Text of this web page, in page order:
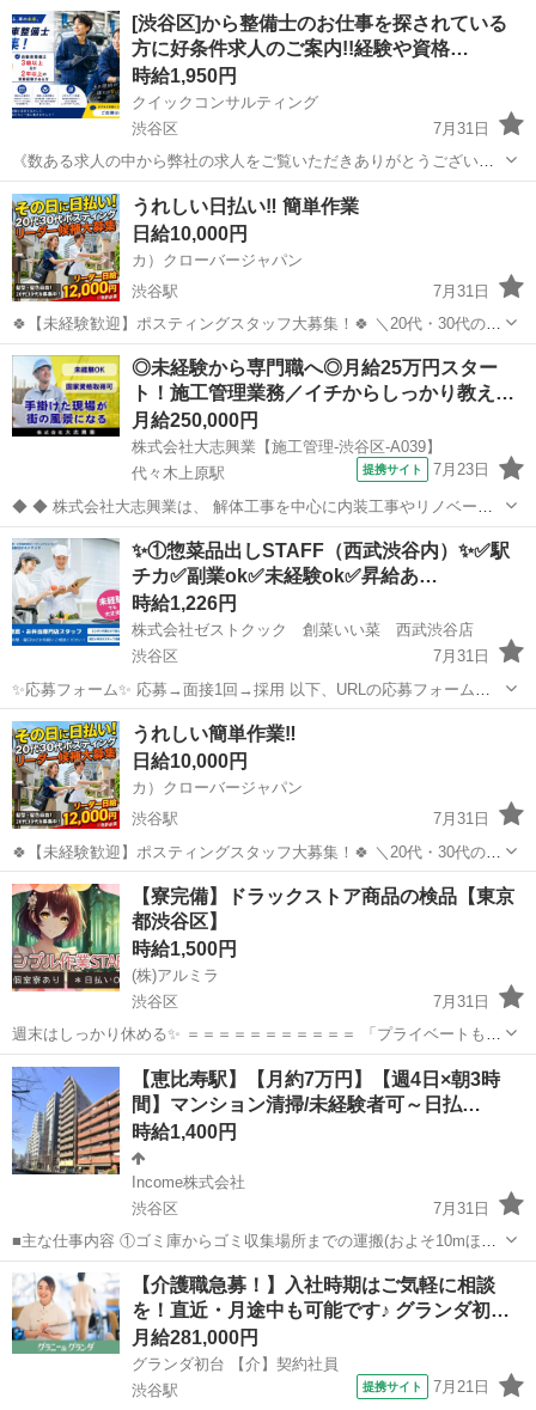
人には言いづらい」 「病院に行くほどじゃないけど、なんだかしんど
い」 「AI...
東京 渋谷区 その他 匿名
[渋谷区]から整備士のお仕事を探されている
方に好条件求人のご案内!!経験や資格…
時給1,950円
クイックコンサルティング
渋谷区
7月31日
《数ある求人の中から弊社の求人をご覧いただきありがとうございま
す!!》 全国に様々な求人を5万件以上取り扱っておりご希望条件やご状
況に応じてマッチしそうな求人をご案内いたします!! 応募前に相談だ
けしてみたい方やどんな求...
東京 渋谷区 スタッフ
うれしい日払い‼ 簡単作業
日給10,000円
カ）クローバージャパン
渋谷駅
7月31日
🍀【未経験歓迎】ポスティングスタッフ大募集！🍀 ＼20代・30代のレ
ギュラースタッフ募集中✨ ━━🔍 こんな方にピッタリ！ ・元気に歩く
のが好き ・外で体を動かす仕事がしたい ・自由シフトでプライベート
も充実させ...
東京 渋谷区 渋谷駅 軽作業 スタッフ
◎未経験から専門職へ◎月給25万円スター
ト！施工管理業務／イチからしっかり教え…
月給250,000円
株式会社大志興業【施工管理-渋谷区-A039】
代々木上原駅
提携サイト 7月23日
◆ ◆ 株式会社大志興業は、 解体工事を中心に内装工事やリノベーシ
ョン工事まで幅広く手掛ける総合建設企業です。 住宅・店舗・ビルな
ど多様な現場に対応し、解体から施工、廃棄物処理まで一貫して行っ
ています。 20代～40代の...
東京 渋谷区 代々木上原駅
✨①惣菜品出しSTAFF（西武渋谷内）✨✅駅
チカ✅副業ok✅未経験ok✅昇給あ…
時給1,226円
株式会社ゼストクック 創菜いい菜 西武渋谷店
渋谷区
7月31日
✨応募フォーム✨ 応募→面接1回→採用 以下、URLの応募フォームも
しくは 電話にて「求人応募希望」の旨、お問い合わせください。
https://forms.office.com/r/JfsCQSwpbG ...
東京 渋谷区 キッチン スタッフ
うれしい簡単作業‼
日給10,000円
カ）クローバージャパン
渋谷駅
7月31日
🍀【未経験歓迎】ポスティングスタッフ大募集！🍀 ＼20代・30代のレ
ギュラースタッフ募集中✨ ━━🔍 こんな方にピッタリ！ ・元気に歩く
のが好き ・外で体を動かす仕事がしたい ・自由シフトでプライベート
も充実させ...
東京 渋谷区 渋谷駅 軽作業 スタッフ
【寮完備】ドラックストア商品の検品【東京
都渋谷区】
時給1,500円
(株)アルミラ
渋谷区
7月31日
週末はしっかり休める✨ ＝＝＝＝＝＝＝＝＝＝＝ 「プライベートも大
事にしたい！」 そんな方にピッタリ！ 土日休みのお仕事なので 家族
東京 渋谷区 物流 時給
【恵比寿駅】【月約7万円】【週4日×朝3時
間】マンション清掃/未経験者可～日払…
時給1,400円
Income株式会社
渋谷区
7月31日
■主な仕事内容 ①ゴミ庫からゴミ収集場所までの運搬(およそ10mほど
を１日約10個ほど) ②エントランス・エレベーター・廊下・非常階段・
駐車駐輪場などの共用部分と外構の清掃（時間内で可能な範囲） ③清
掃結果の報告（指定...
東京 渋谷区 その他 時給
【介護職急募！】入社時期はご気軽に相談
を！直近・月途中も可能です♪ グランダ初…
月給281,000円
グランダ初台 【介】契約社員
渋谷駅
提携サイト 7月21日